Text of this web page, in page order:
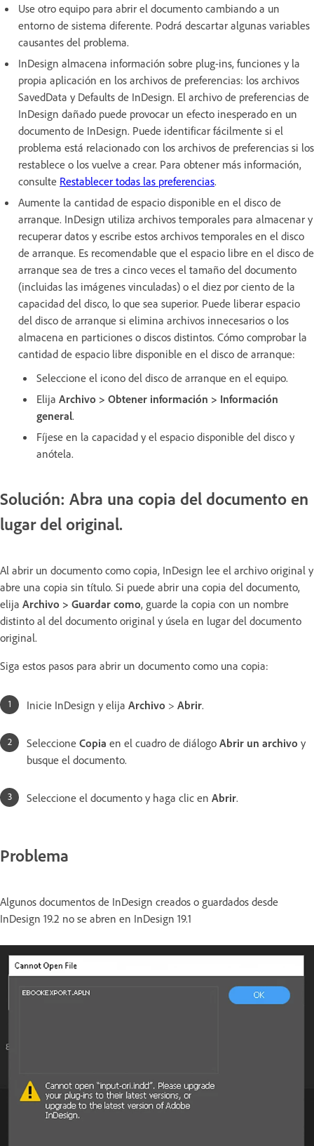
Use otro equipo para abrir el documento cambiando a un
entorno de sistema diferente. Podrá descartar algunas variables
causantes del problema.
InDesign almacena información sobre plug-ins, funciones y la
propia aplicación en los archivos de preferencias: los archivos
SavedData y Defaults de InDesign. El archivo de preferencias de
InDesign dañado puede provocar un efecto inesperado en un
documento de InDesign. Puede identificar fácilmente si el
problema está relacionado con los archivos de preferencias si los
restablece o los vuelve a crear. Para obtener más información,
consulte Restablecer todas las preferencias.
Aumente la cantidad de espacio disponible en el disco de
arranque. InDesign utiliza archivos temporales para almacenar y
recuperar datos y escribe estos archivos temporales en el disco
de arranque. Es recomendable que el espacio libre en el disco de
arranque sea de tres a cinco veces el tamaño del documento
(incluidas las imágenes vinculadas) o el diez por ciento de la
capacidad del disco, lo que sea superior. Puede liberar espacio
del disco de arranque si elimina archivos innecesarios o los
almacena en particiones o discos distintos. Cómo comprobar la
cantidad de espacio libre disponible en el disco de arranque:
Seleccione el icono del disco de arranque en el equipo.
Elija Archivo > Obtener información > Información
general.
Fíjese en la capacidad y el espacio disponible del disco y
anótela.
Solución: Abra una copia del documento en
lugar del original.
Al abrir un documento como copia, InDesign lee el archivo original y
abre una copia sin título. Si puede abrir una copia del documento,
elija Archivo > Guardar como, guarde la copia con un nombre
distinto al del documento original y úsela en lugar del documento
original.
Siga estos pasos para abrir un documento como una copia:
Inicie InDesign y elija Archivo > Abrir.
Seleccione Copia en el cuadro de diálogo Abrir un archivo y
busque el documento.
Seleccione el documento y haga clic en Abrir.
Problema
Algunos documentos de InDesign creados o guardados desde
InDesign 19.2 no se abren en InDesign 19.1